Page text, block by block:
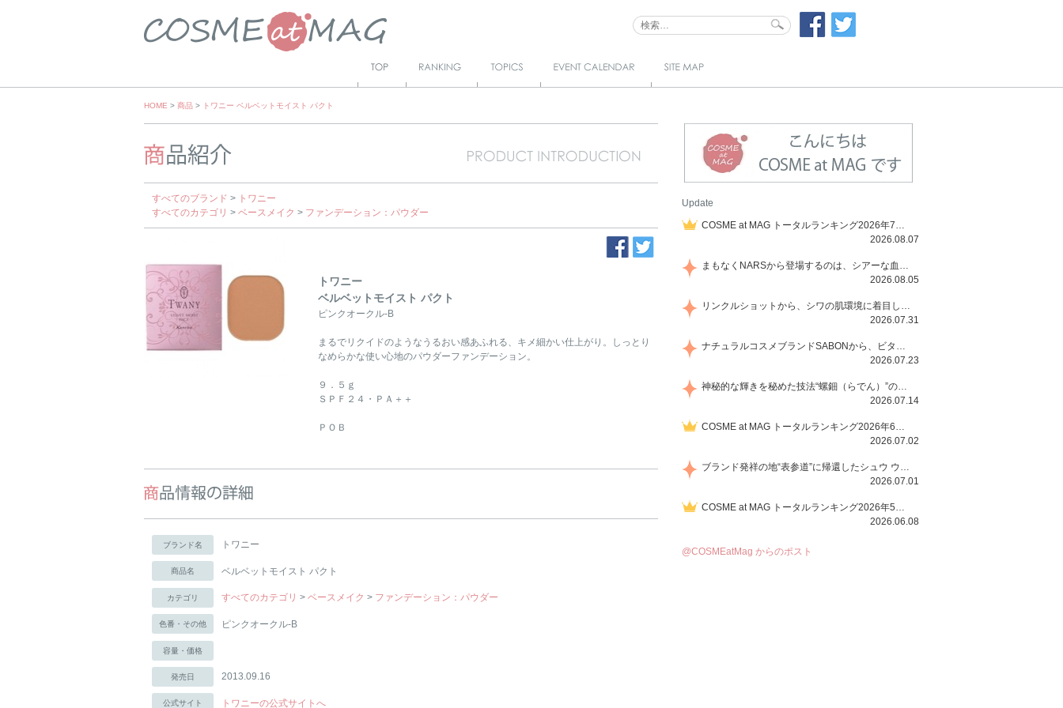
ップ
Skip
HOME > 商品 > トワニー ベルベットモイスト パクト
すべてのブランド > トワニー
すべてのカテゴリ > ベースメイク > ファンデーション：パウダー
トワニー
ベルベットモイスト パクト
ピンクオークル-B
まるでリクイドのようなうるおい感あふれる、キメ細かい仕上がり。しっとり
なめらかな使い心地のパウダーファンデーション。
９．５ｇ
ＳＰＦ２４・ＰＡ＋＋
ＰＯＢ
ブランド名 トワニー
商品名 ベルベットモイスト パクト
カテゴリ すべてのカテゴリ > ベースメイク > ファンデーション：パウダー
色番・その他 ピンクオークル-B
容量・価格
発売日 2013.09.16
公式サイト トワニーの公式サイトへ
Update
COSME at MAG トータルランキング2026年7月号
2026.08.07
まもなくNARSから登場するのは、シアーな血色感と高揚感が魅力の新作リキッドブラッシュ「インセイシャブル リキッドブラッシュ」と、ゴールデンアワーに染まる空にインスピレーションを得た「アフターグロー リップシャイン」の新色！夏をハックして！
2026.08.05
リンクルショットから、シワの肌環境に着目した初のローションとナイトクリームが登場！デイリーケアで、シワ特有の肌環境を改善し、シワが目立たない肌へと導きます。
2026.07.31
ナチュラルコスメブランドSABONから、ビタミンC配合のビタミンスムージーマスク「ラディアンスマスク」と、ペパーミントにオーガニックハーブを凝縮したジェルの涼感トリートメント美容液「スカルプセラム リフレッシング」が登場！日々のデイリーケアで、過酷な猛暑で疲れた肌や頭皮をサポート、心地よくリフレッシュし、優しく肌を整えます。
2026.07.23
神秘的な輝きを秘めた技法“螺鈿（らでん）”の多彩で多様な煌めきに着想を得たSUQQUの2026 秋 カラーコレクションから登場するのは、艶然と輝くアイシャドウや偏光パールを配したフェイスカラー、繊細なパールの煌めくネイル、そしてそれらを際立てる“朧げな艶”を秘めた新リクイドリップ「ブラー リクイド リップ」。強さを秘めたまろやかな洗練の表情に。
2026.07.14
COSME at MAG トータルランキング2026年6月号
2026.07.02
ブランド発祥の地“表参道”に帰還したシュウ ウエムラから、“骨格美“を叶えるクレヨンタイプのフェイスカラー「スカルプト クレヨン」と、ブランド初のリノベーションで進化した名品アイブロウ「ハード フォーミュラ ハード 10」が登場！
2026.07.01
COSME at MAG トータルランキング2026年5月号
2026.06.08
@COSMEatMag からのポスト